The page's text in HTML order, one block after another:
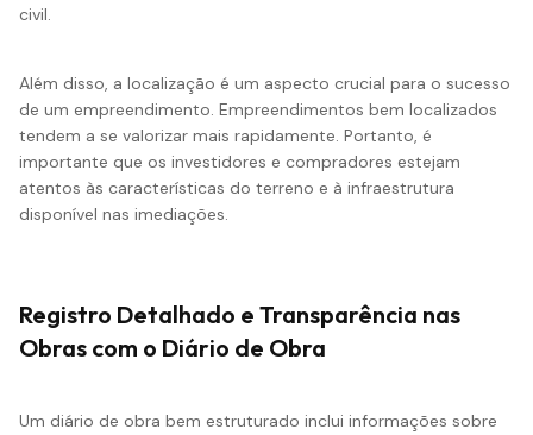
civil.
Além disso, a localização é um aspecto crucial para o sucesso
de um empreendimento. Empreendimentos bem localizados
tendem a se valorizar mais rapidamente. Portanto, é
importante que os investidores e compradores estejam
atentos às características do terreno e à infraestrutura
disponível nas imediações.
Registro Detalhado e Transparência nas
Obras com o Diário de Obra
Um diário de obra bem estruturado inclui informações sobre